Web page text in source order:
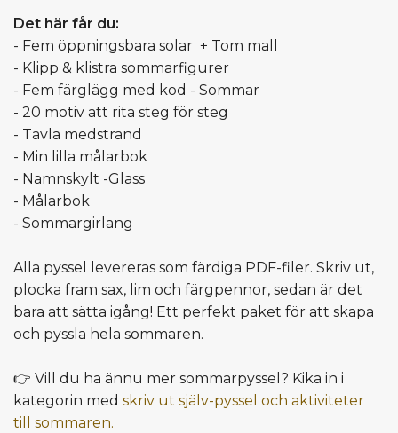
Det här får du:
- Fem öppningsbara solar + Tom mall
- Klipp & klistra sommarfigurer
- Fem färglägg med kod - Sommar
- 20 motiv att rita steg för steg
- Tavla medstrand
- Min lilla målarbok
- Namnskylt -Glass
- Målarbok
- Sommargirlang
Alla pyssel levereras som färdiga PDF-filer. Skriv ut,
plocka fram sax, lim och färgpennor, sedan är det
bara att sätta igång! Ett perfekt paket för att skapa
och pyssla hela sommaren.
👉 Vill du ha ännu mer sommarpyssel? Kika in i
kategorin med skriv ut själv-pyssel och aktiviteter
till sommaren.